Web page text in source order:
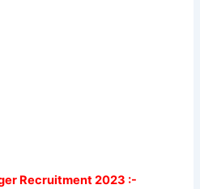
Recruitment 2023 :-